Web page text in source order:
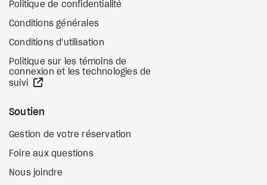
Politique de confidentialité
Conditions générales
Conditions d'utilisation
Politique sur les témoins de
connexion et les technologies de
suivi
Soutien
Gestion de votre réservation
Foire aux questions
Nous joindre